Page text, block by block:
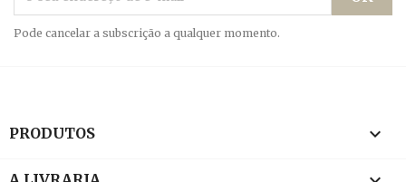
Pode cancelar a subscrição a qualquer momento.
PRODUTOS 